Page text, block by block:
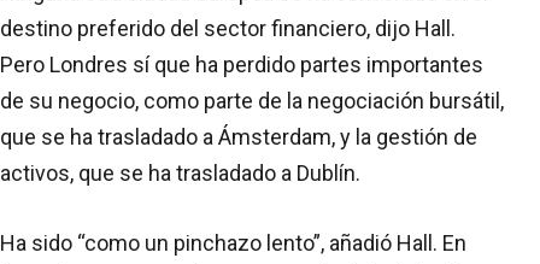
destino preferido del sector financiero, dijo Hall.
Pero Londres sí que ha perdido partes importantes
de su negocio, como parte de la negociación bursátil,
que se ha trasladado a Ámsterdam, y la gestión de
activos, que se ha trasladado a Dublín.
Ha sido “como un pinchazo lento”, añadió Hall. En